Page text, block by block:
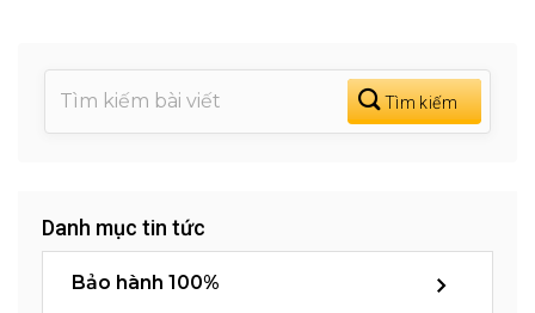
Danh mục tin tức
Bảo hành 100%